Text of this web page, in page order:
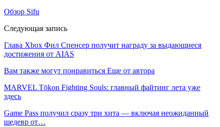
Обзор Sifu
Следующая запись
Глава Xbox Фил Спенсер получит награду за выдающиеся
достижения от AIAS
Вам также могут понравиться Еще от автора
MARVEL Tōkon Fighting Souls: главный файтинг лета уже
здесь
Game Pass получил сразу три хита — включая неожиданный
шедевр от…